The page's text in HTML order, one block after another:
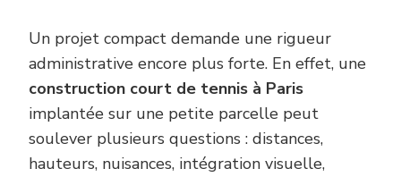
Un projet compact demande une rigueur
administrative encore plus forte. En effet, une
construction court de tennis à Paris
implantée sur une petite parcelle peut
soulever plusieurs questions : distances,
hauteurs, nuisances, intégration visuelle,